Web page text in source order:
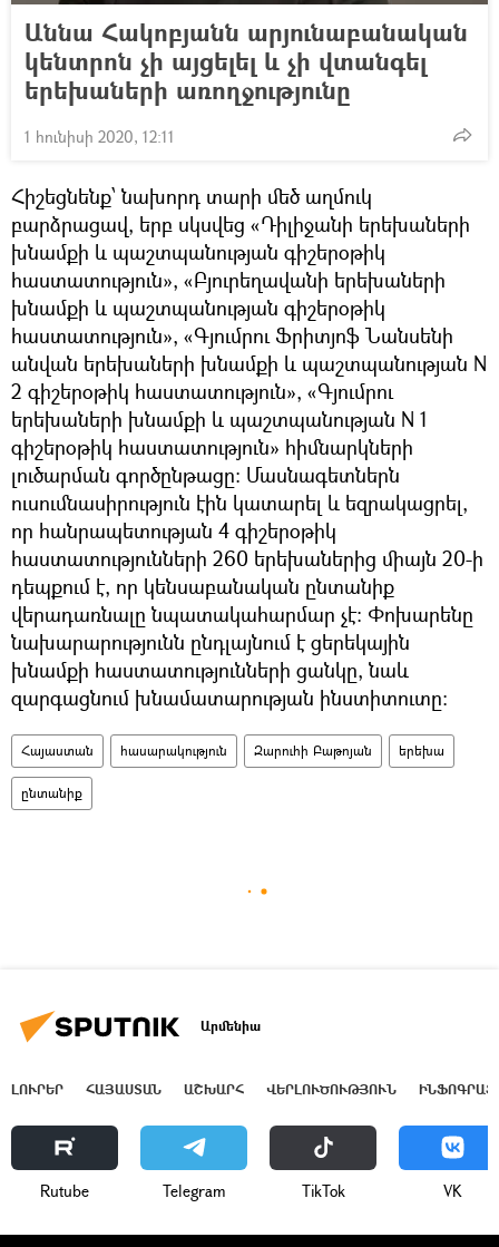
Աննա Հակոբյանն արյունաբանական
կենտրոն չի այցելել և չի վտանգել
երեխաների առողջությունը
1 հունիսի 2020, 12:11
Հիշեցնենք՝ նախորդ տարի մեծ աղմուկ
բարձրացավ, երբ սկսվեց «Դիլիջանի երեխաների
խնամքի և պաշտպանության գիշերօթիկ
հաստատություն», «Բյուրեղավանի երեխաների
խնամքի և պաշտպանության գիշերօթիկ
հաստատություն», «Գյումրու Ֆրիտյոֆ Նանսենի
անվան երեխաների խնամքի և պաշտպանության N
2 գիշերօթիկ հաստատություն», «Գյումրու
երեխաների խնամքի և պաշտպանության N 1
գիշերօթիկ հաստատություն» հիմնարկների
լուծարման գործընթացը։ Մասնագետներն
ուսումնասիրություն էին կատարել և եզրակացրել,
որ հանրապետության 4 գիշերօթիկ
հաստատությունների 260 երեխաներից միայն 20-ի
դեպքում է, որ կենսաբանական ընտանիք
վերադառնալը նպատակահարմար չէ։ Փոխարենը
նախարարությունն ընդլայնում է ցերեկային
խնամքի հաստատությունների ցանկը, նաև
զարգացնում խնամատարության ինստիտուտը։
Հայաստան հասարակություն Զարուհի Բաթոյան երեխա
ընտանիք
Արմենիա
ԼՈՒՐԵՐ ՀԱՅԱՍՏԱՆ ԱՇԽԱՐՀ ՎԵՐԼՈՒԾՈՒԹՅՈՒՆ
Rutube Telegram ТikТоk VK